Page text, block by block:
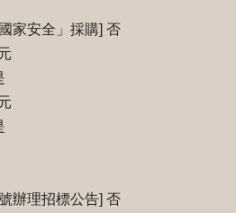
家安全」採購] 否
辦理招標公告] 否